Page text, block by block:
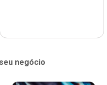
negócio